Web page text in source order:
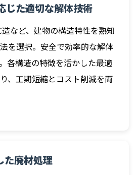
た適切な解体技術
など、建物の構造特性を熟知
を選択。安全で効率的な解体
各構造の特徴を活かした最適
、工期短縮とコスト削減を両
た廃材処理